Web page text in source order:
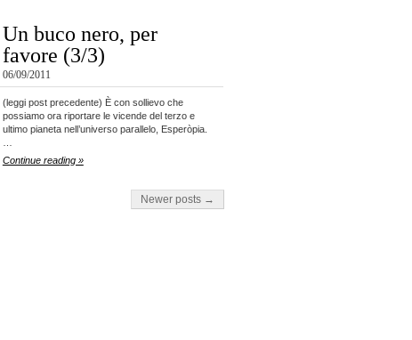
Un buco nero, per
favore (3/3)
06/09/2011
(leggi post precedente) È con sollievo che
possiamo ora riportare le vicende del terzo e
ultimo pianeta nell’universo parallelo, Esperòpia.
Continue reading »
Newer posts →